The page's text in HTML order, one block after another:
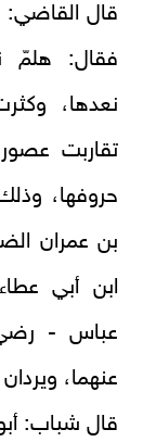
قال القاضي:
فقال: هلمّ
نعدها،
تقاربت
حروفها،
بن عمران
ابن أبي
عباس - رضي
عنهما،
قال شباب: